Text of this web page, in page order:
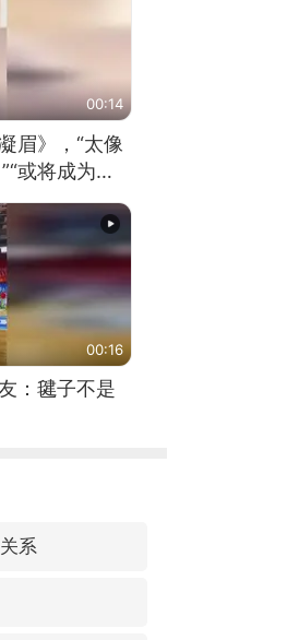
00:14
眉》，“太像
或将成为首
来源：新华每
00:16
：毽子不是
系